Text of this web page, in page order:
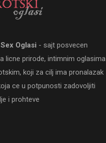
Oglasi - sajt posvecen
licne prirode, intimnim oglasima
koji za cilj ima pronalazak
ce u potpunosti zadovoljiti
i prohteve